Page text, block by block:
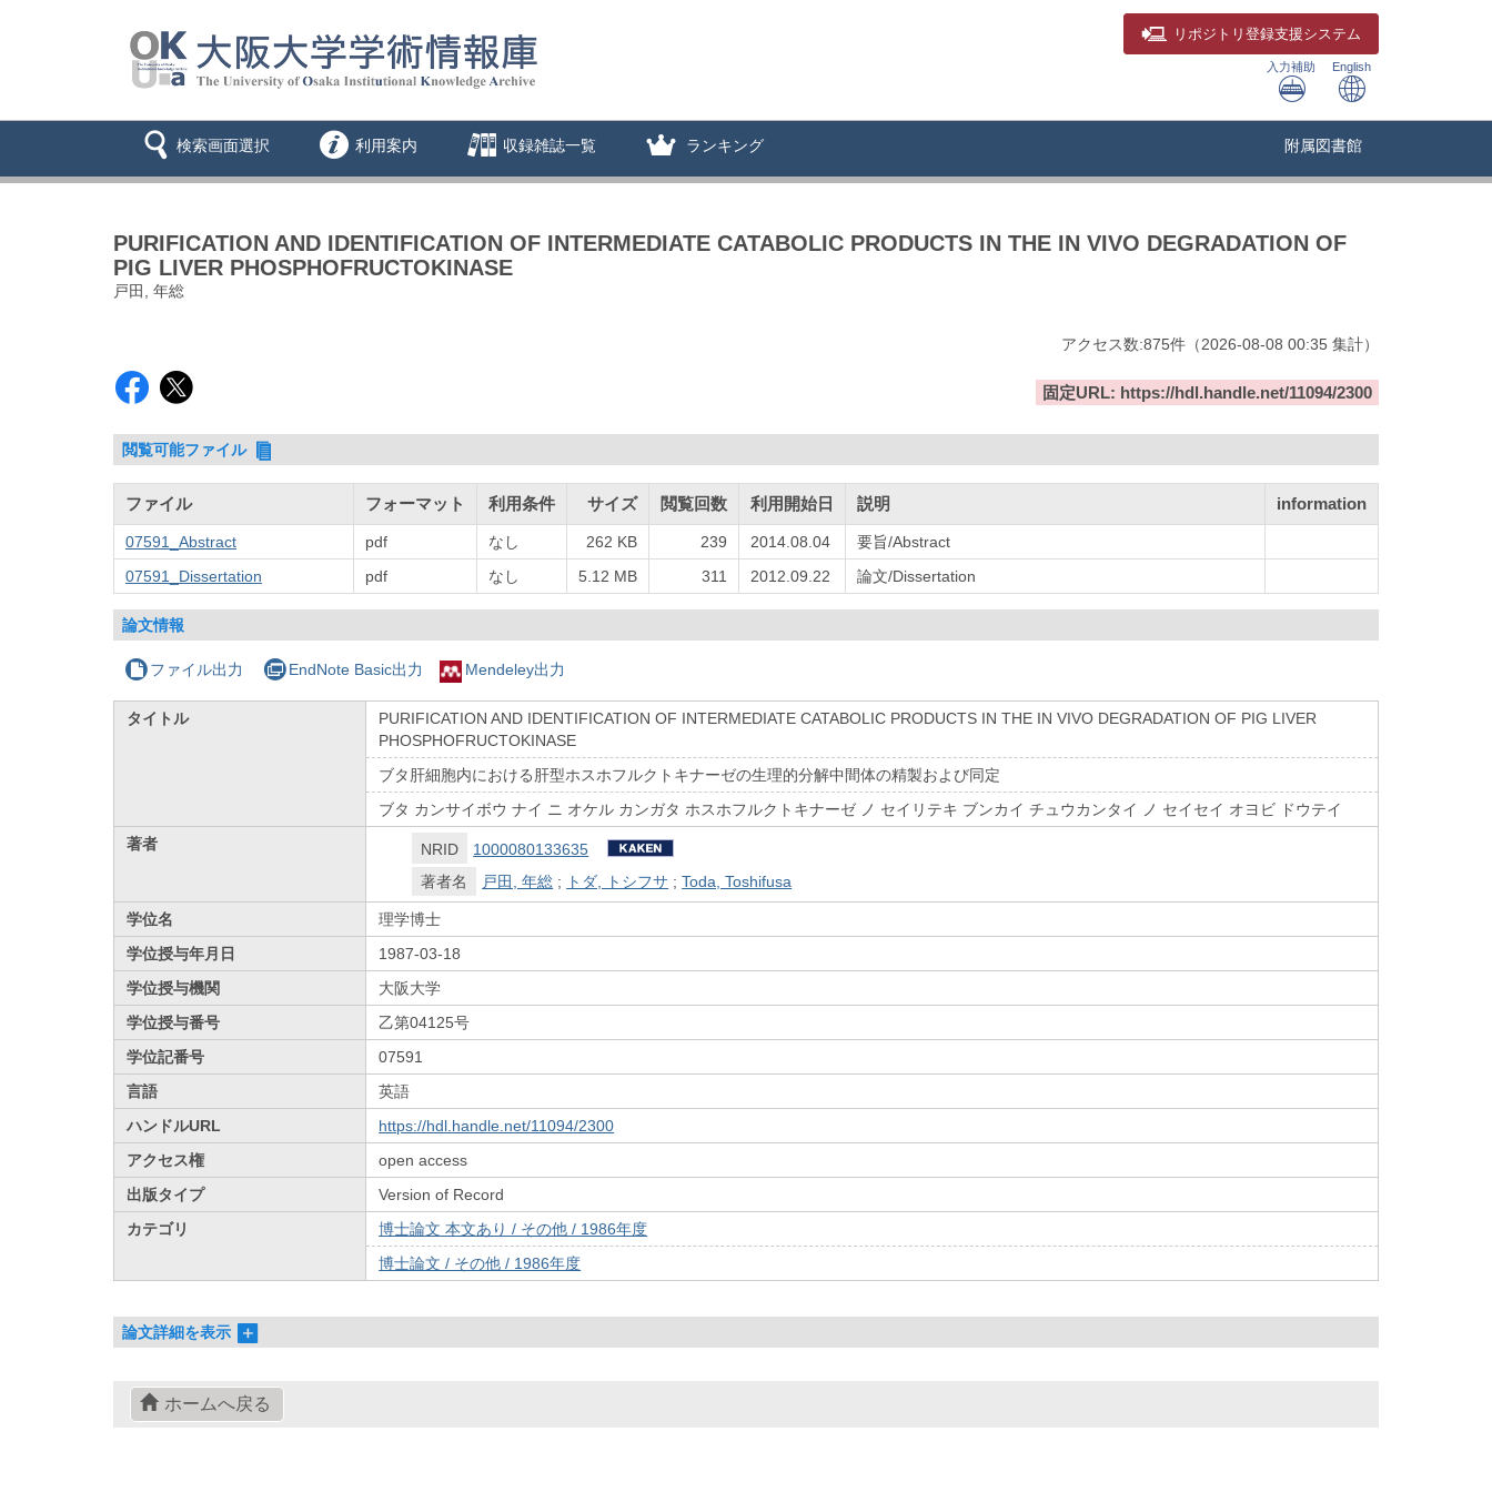
リポジトリ 登録支援システム
入力補助 English
検索画面選択 利用案内 収録雑誌一覧 ランキング 附属図書館
PURIFICATION AND IDENTIFICATION OF INTERMEDIATE CATABOLIC PRODUCTS IN THE IN VIVO DEGRADATION OF
PIG LIVER PHOSPHOFRUCTOKINASE
戸田, 年総
アクセス数:875件 （2026-08-08 00:35 集計）
固定URL: https://hdl.handle.net/11094/2300
閲覧可能ファイル
ファイル フォーマット 利用条件 サイズ 閲覧回数 利用開始日 説明 information
07591_Abstract pdf なし 262 KB 239 2014.08.04
要旨/Abstract
07591_Dissertation
pdf なし 5.12 MB 311 2012.09.22 論文/Dissertation
論文情報
ファイル出力 EndNote Basic出力 Mendeley出力
タイトル
PURIFICATION AND IDENTIFICATION OF INTERMEDIATE CATABOLIC PRODUCTS IN THE IN VIVO DEGRADATION OF PIG LIVER
PHOSPHOFRUCTOKINASE
ブタ肝細胞内における肝型ホスホフルクトキナーゼの生理的分解中間体の精製および同定
ブタ カンサイボウ ナイ ニ オケル カンガタ ホスホフルクトキナーゼ ノ セイリテキ ブンカイ チュウカンタイ ノ セイセイ オヨビ ドウテイ
著者
NRID
1000080133635
著者名
戸田, 年総 ; トダ, トシフサ ;Toda, Toshifusa
学位名
理学博士
学位授与年月日
1987-03-18
学位授与機関
大阪大学
学位授与番号
乙第04125号
学位記番号
07591
言語
英語
ハンドルURL
https://hdl.handle.net/11094/2300
アクセス権
open access
出版タイプ
Version of Record
カテゴリ
博士論文 本文あり / その他 / 1986年度
博士論文 / その他 / 1986年度
論文詳細を表示
ホームへ戻る